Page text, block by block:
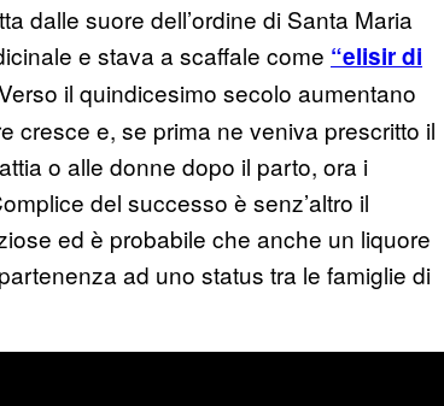
dalle suore dell’ordine di Santa Maria
e stava a scaffale come “elisir di
il quindicesimo secolo aumentano
cresce e, se prima ne veniva prescritto il
o alle donne dopo il parto, ora i
del successo è senz’altro il
ed è probabile che anche un liquore
ad uno status tra le famiglie di